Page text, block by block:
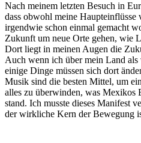
Nach meinem letzten Besuch in
dass obwohl meine Haupteinflüsse
irgendwie schon einmal gemacht
Zukunft um neue Orte gehen, wie
Dort liegt in meinen Augen die
Auch wenn ich über mein Land
einige Dinge müssen sich dort
Musik sind die besten Mittel, um
alles zu überwinden, was Mexikos
stand. Ich musste dieses Manifest
der wirkliche Kern der Bewegung